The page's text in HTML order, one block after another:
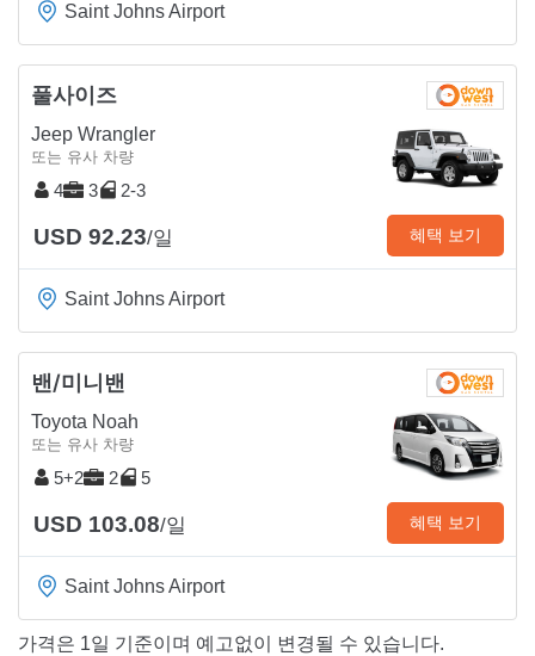
Saint Johns Airport
풀사이즈
Jeep Wrangler
또는 유사 차량
4 3 2-3
USD 92.23/일 혜택 보기
Saint Johns Airport
밴/미니밴
Toyota Noah
또는 유사 차량
5+2 2 5
USD 103.08/일 혜택 보기
Saint Johns Airport
가격은 1일 기준이며 예고없이 변경될 수 있습니다.